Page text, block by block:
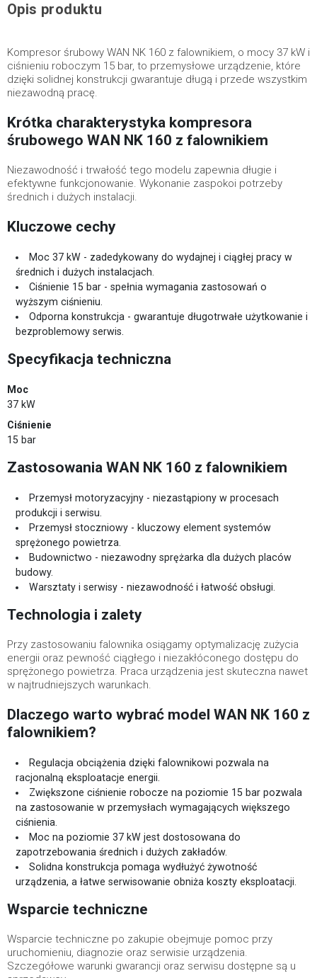
Opis produktu
Kompresor śrubowy WAN NK 160 z falownikiem, o mocy 37 kW i
ciśnieniu roboczym 15 bar, to przemysłowe urządzenie, które
dzięki solidnej konstrukcji gwarantuje długą i przede wszystkim
niezawodną pracę.
Krótka charakterystyka kompresora
śrubowego WAN NK 160 z falownikiem
Niezawodność i trwałość tego modelu zapewnia długie i
efektywne funkcjonowanie. Wykonanie zaspokoi potrzeby
średnich i dużych instalacji.
Kluczowe cechy
Moc 37 kW - zadedykowany do wydajnej i ciągłej pracy w
średnich i dużych instalacjach.
Ciśnienie 15 bar - spełnia wymagania zastosowań o
wyższym ciśnieniu.
Odporna konstrukcja - gwarantuje długotrwałe użytkowanie i
bezproblemowy serwis.
Specyfikacja techniczna
Moc
37 kW
Ciśnienie
15 bar
Zastosowania WAN NK 160 z falownikiem
Przemysł motoryzacyjny - niezastąpiony w procesach
produkcji i serwisu.
Przemysł stoczniowy - kluczowy element systemów
sprężonego powietrza.
Budownictwo - niezawodny sprężarka dla dużych placów
budowy.
Warsztaty i serwisy - niezawodność i łatwość obsługi.
Technologia i zalety
Przy zastosowaniu falownika osiągamy optymalizację zużycia
energii oraz pewność ciągłego i niezakłóconego dostępu do
sprężonego powietrza. Praca urządzenia jest skuteczna nawet
w najtrudniejszych warunkach.
Dlaczego warto wybrać model WAN NK 160 z
falownikiem?
Regulacja obciążenia dzięki falownikowi pozwala na
racjonalną eksploatacje energii.
Zwiększone ciśnienie robocze na poziomie 15 bar pozwala
na zastosowanie w przemysłach wymagających większego
ciśnienia.
Moc na poziomie 37 kW jest dostosowana do
zapotrzebowania średnich i dużych zakładów.
Solidna konstrukcja pomaga wydłużyć żywotność
urządzenia, a łatwe serwisowanie obniża koszty eksploatacji.
Wsparcie techniczne
Wsparcie techniczne po zakupie obejmuje pomoc przy
uruchomieniu, diagnozie oraz serwisie urządzenia.
Szczegółowe warunki gwarancji oraz serwisu dostępne są u